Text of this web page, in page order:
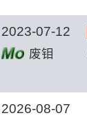
2023-07-12
废钼
2026-08-07